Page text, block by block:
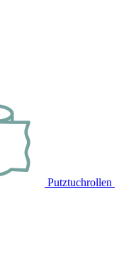
Putztuchrollen